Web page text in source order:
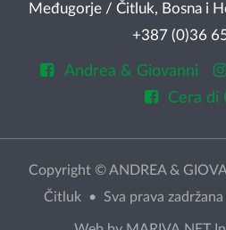
Međugorje / Čitluk, Bosna i
+387 (0)36
Andrea & Giovanni
Cera di
Copyright © ANDREA &
Čitluk • Sva prava